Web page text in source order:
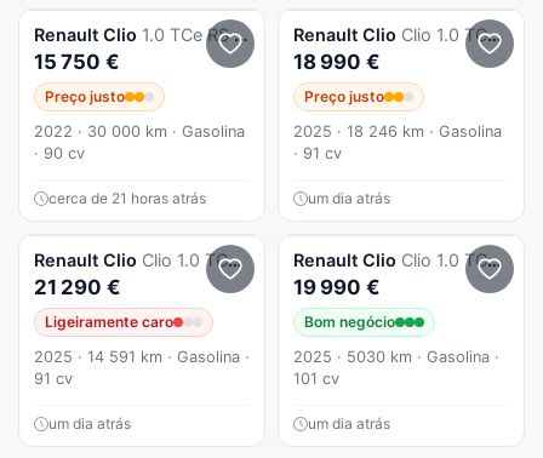
Renault Clio 1.0 TCe RS Line
15 750 €
Preço justo
2022 · 30 000 km · Gasolina
· 90 cv
cerca de 21 horas atrás
Renault Clio Clio 1.0 TCe Techno
18 990 €
Preço justo
2025 · 18 246 km · Gasolina
· 91 cv
um dia atrás
Renault Clio Clio 1.0 TCe Esprit Alpine
21 290 €
Ligeiramente caro
2025 · 14 591 km · Gasolina ·
91 cv
um dia atrás
Renault Clio Clio 1.0 TCe Evolution Bi-Fuel
19 990 €
Bom negócio
2025 · 5030 km · Gasolina ·
101 cv
um dia atrás